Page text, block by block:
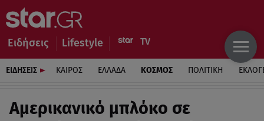
Ειδήσεις Lifestyle
ΕΙΔΗΣΕΙΣ ΚΑΙΡΟΣ ΕΛΛΑΔΑ ΚΟΣΜΟΣ ΠΟΛΙΤΙΚΗ
Αμερικανικό μπλόκο σε